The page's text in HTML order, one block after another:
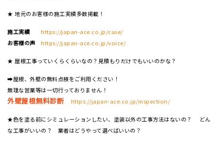
★ 地元のお客様の施工実績多数掲載！
施工実績
https://japan-ace.co.jp/case/
お客様の声
https://japan-ace.co.jp/voice/
★ 屋根工事っていくらくらいなの？見積もりだけでもいいのかな？
➡屋根、外壁の無料点検をご利用ください！
無理な営業等は一切行っておりません！
外壁屋根無料診断 https://japan-ace.co.jp/inspection/
★色を塗る前にシミュレーションしたい、塗装以外の工事方法はないの？ どん
な工事がいいの？ 業者はどうやって選べばいいの？